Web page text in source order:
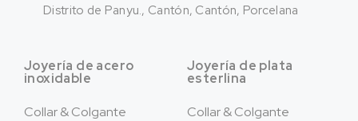
Distrito de Panyu., Cantón, Cantón, Porcelana
Joyería de acero
inoxidable
Collar & Colgante
Joyería de plata
esterlina
Collar & Colgante